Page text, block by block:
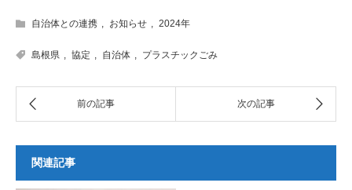
自治体との連携 , お知らせ , 2024年
島根県 , 協定 , 自治体 , プラスチックごみ
関連記事